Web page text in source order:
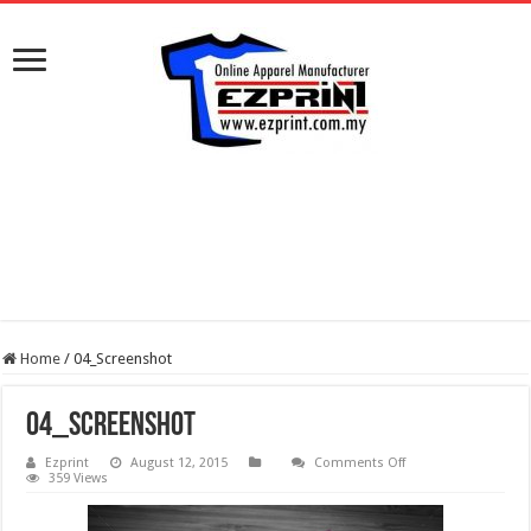
Home / 04_Screenshot
04_Screenshot
Ezprint August 12, 2015 Comments Offon
359 Views